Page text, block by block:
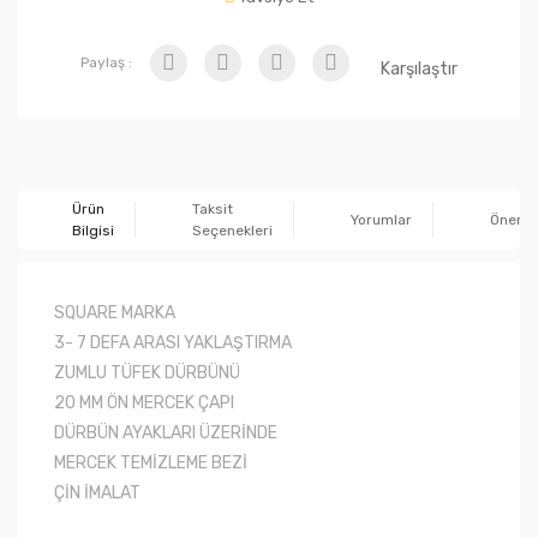
Paylaş : Karşılaştır
Ürün
Bilgisi
Taksit
Seçenekleri
Yorumlar
SQUARE MARKA
3- 7 DEFA ARASI YAKLAŞTIRMA
ZUMLU TÜFEK DÜRBÜNÜ
20 MM ÖN MERCEK ÇAPI
DÜRBÜN AYAKLARI ÜZERİNDE
MERCEK TEMİZLEME BEZİ
ÇİN İMALAT